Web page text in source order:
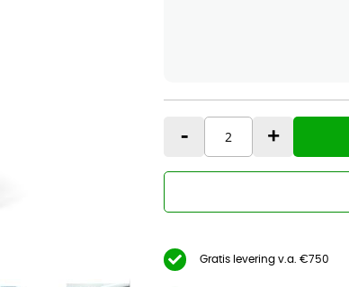
- +
Gratis levering v.a. €750